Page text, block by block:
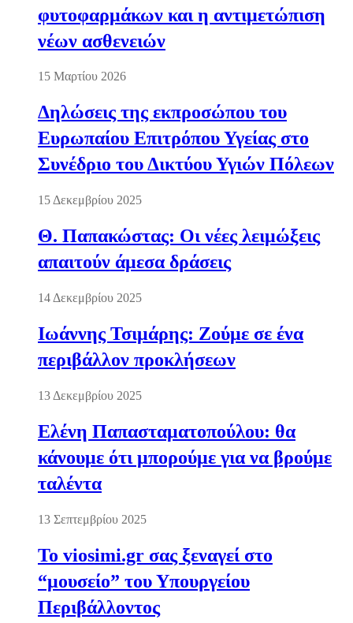
φυτοφαρμάκων και η αντιμετώπιση
νέων ασθενειών
15 Μαρτίου 2026
Δηλώσεις της εκπροσώπου του
Ευρωπαίου Επιτρόπου Υγείας στο
Συνέδριο του Δικτύου Υγιών Πόλεων
15 Δεκεμβρίου 2025
Θ. Παπακώστας: Οι νέες λειμώξεις
απαιτούν άμεσα δράσεις
14 Δεκεμβρίου 2025
Ιωάννης Τσιμάρης: Ζούμε σε ένα
περιβάλλον προκλήσεων
13 Δεκεμβρίου 2025
Ελένη Παπασταματοπούλου: θα
κάνουμε ότι μπορούμε για να βρούμε
ταλέντα
13 Σεπτεμβρίου 2025
Το viosimi.gr σας ξεναγεί στο
“μουσείο” του Υπουργείου
Περιβάλλοντος